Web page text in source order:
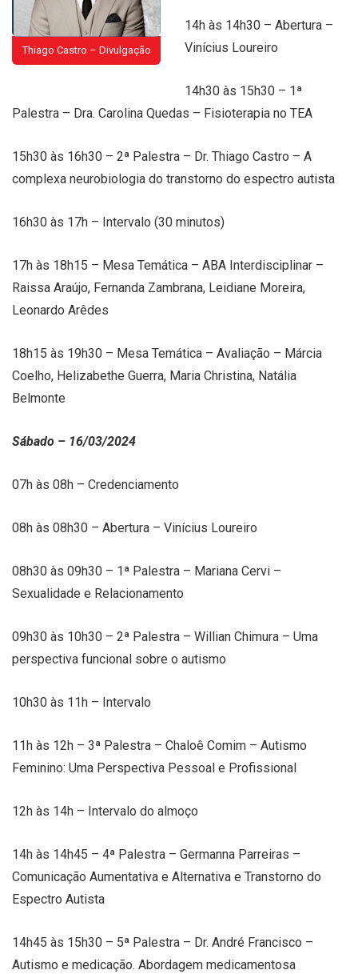
Thiago Castro – Divulgação
14h às 14h30 – Abertura –
Vinícius Loureiro
14h30 às 15h30 – 1ª
Palestra – Dra. Carolina Quedas – Fisioterapia no TEA
15h30 às 16h30 – 2ª Palestra – Dr. Thiago Castro – A
complexa neurobiologia do transtorno do espectro autista
16h30 às 17h – Intervalo (30 minutos)
17h às 18h15 – Mesa Temática – ABA Interdisciplinar –
Raissa Araújo, Fernanda Zambrana, Leidiane Moreira,
Leonardo Arêdes
18h15 às 19h30 – Mesa Temática – Avaliação – Márcia
Coelho, Helizabethe Guerra, Maria Christina, Natália
Belmonte
Sábado – 16/03/2024
07h às 08h – Credenciamento
08h às 08h30 – Abertura – Vinícius Loureiro
08h30 às 09h30 – 1ª Palestra – Mariana Cervi –
Sexualidade e Relacionamento
09h30 às 10h30 – 2ª Palestra – Willian Chimura – Uma
perspectiva funcional sobre o autismo
10h30 às 11h – Intervalo
11h às 12h – 3ª Palestra – Chaloê Comim – Autismo
Feminino: Uma Perspectiva Pessoal e Profissional
12h às 14h – Intervalo do almoço
14h às 14h45 – 4ª Palestra – Germanna Parreiras –
Comunicação Aumentativa e Alternativa e Transtorno do
Espectro Autista
14h45 às 15h30 – 5ª Palestra – Dr. André Francisco –
Autismo e medicação. Abordagem medicamentosa